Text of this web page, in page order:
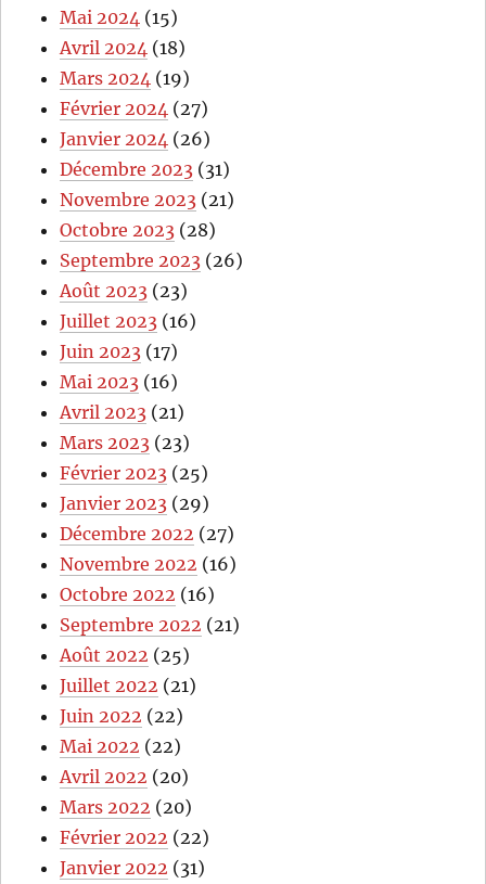
Mai 2024 (15)
Avril 2024 (18)
Mars 2024 (19)
Février 2024 (27)
Janvier 2024 (26)
Décembre 2023 (31)
Novembre 2023 (21)
Octobre 2023 (28)
Septembre 2023 (26)
Août 2023 (23)
Juillet 2023 (16)
Juin 2023 (17)
Mai 2023 (16)
Avril 2023 (21)
Mars 2023 (23)
Février 2023 (25)
Janvier 2023 (29)
Décembre 2022 (27)
Novembre 2022 (16)
Octobre 2022 (16)
Septembre 2022 (21)
Août 2022 (25)
Juillet 2022 (21)
Juin 2022 (22)
Mai 2022 (22)
Avril 2022 (20)
Mars 2022 (20)
Février 2022 (22)
Janvier 2022 (31)